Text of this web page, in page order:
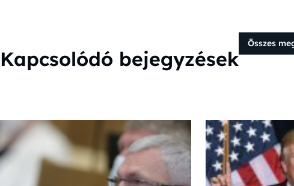
Kapcsolódó bejegyzések
Összes